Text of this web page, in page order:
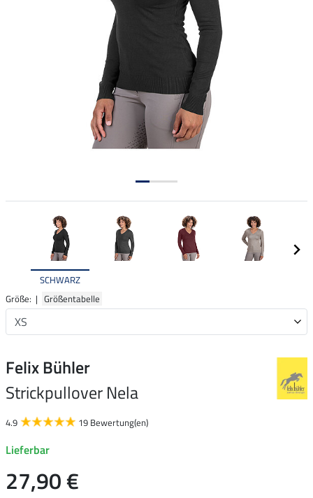
SCHWARZ
Größe: | Größentabelle
Felix Bühler
Strickpullover Nela
4.9 19 Bewertung(en)
Lieferbar
27,90 €